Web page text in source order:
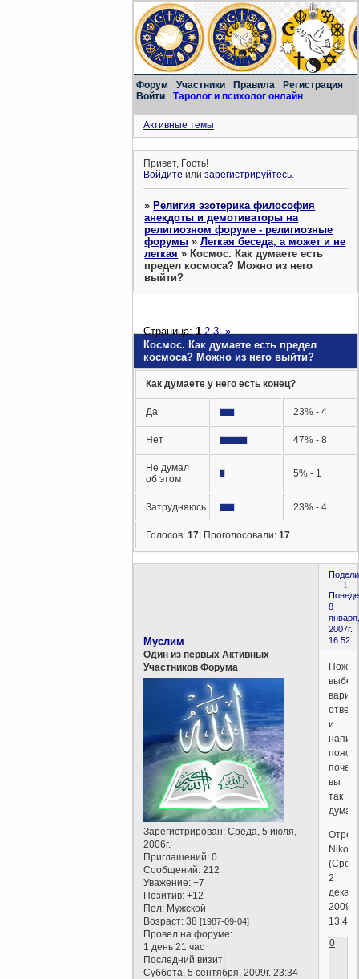
Форум Участники Правила
Регистрация
Войти
Таролог и психолог онлайн
Активные темы
Привет, Гость!
Войдите илизарегистрируйтесь.
»Религия эзотерика философия
анекдоты и демотиваторы на
религиозном форуме - религиозные
форумы »Легкая беседа, а может и не
легкая »Космос. Как думаете есть
предел космоса? Можно из него
выйти?
Космос. Как думаете есть предел
космоса? Можно из него выйти?
Страница:1 2 3 »
Как думаете у него есть конец?
Да 23% - 4
Нет 47% - 8
Не думал
об этом
5% - 1
Затрудняюсь 23% - 4
Голосов:17; Проголосовали:17
1
8
января,
2007г.
16:52
Муслим
Один из первых Активных
Участников Форума
Зарегистрирован: Среда, 5 июля,
2006г.
Приглашений: 0
Сообщений: 212
Уважение: +7
Позитив: +12
Пол: Мужской
Возраст: 38[1987-09-04]
Провел на форуме:
1 день 21 час
Последний визит:
Суббота, 5 сентября, 2009г. 23:34
ответа
и
вы
так
2
2009г.
13:41)
0